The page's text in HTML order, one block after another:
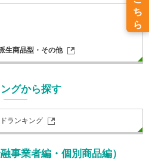
生商品型・その他
グから探す
ランキング
事業者編・個別商品編）